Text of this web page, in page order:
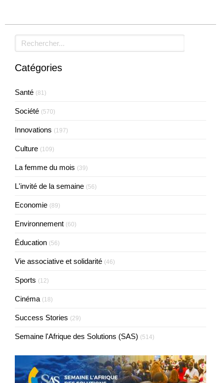
Rechercher
Catégories
Santé (81)
Société (570)
Innovations (197)
Culture (109)
La femme du mois (39)
L'invité de la semaine (56)
Economie (89)
Environnement (60)
Éducation (56)
Vie associative et solidarité (46)
Sports (12)
Cinéma (18)
Success Stories (29)
Semaine l'Afrique des Solutions (SAS) (514)